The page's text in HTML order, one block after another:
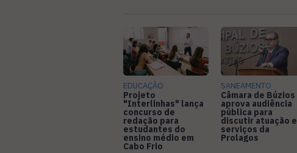
EDUCAÇÃO
Projeto
"Interlinhas" lança
concurso de
redação para
estudantes do
ensino médio em
Cabo Frio
SANEAMENTO
Câmara de Búzios
aprova audiência
pública para
discutir atuação e
serviços da
Prolagos